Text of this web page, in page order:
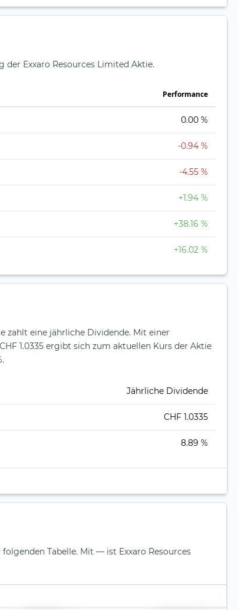
Exxaro Resources Limited Aktie.
Perfor­mance
0.00 %
-0.94 %
-4.55 %
+1.94 %
+38.16 %
+16.02 %
zahlt eine jährliche Dividende. Mit einer
1.0335 ergibt sich zum aktuellen Kurs der Aktie
Jährliche Dividende
CHF 1.0335
8.89 %
Tabelle. Mit — ist Exxaro Resources